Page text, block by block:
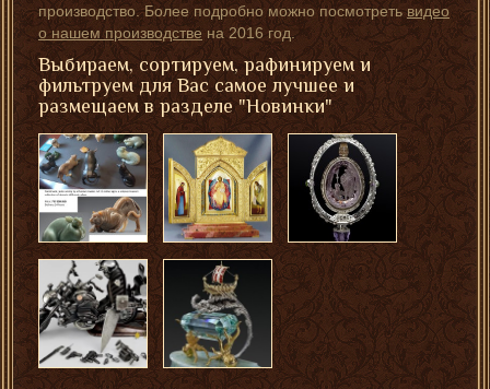
производство. Более подробно можно посмотретьвидео
о нашем производстве на 2016 год.
Выбираем, сортируем, рафинируем и
фильтруем для Вас самое лучшее и
размещаем в разделе "Новинки"